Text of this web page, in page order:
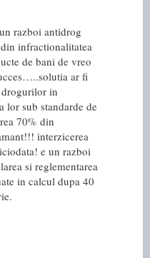
razboi antidrog
infractionalitatea
de bani de vreo
ar fi
drogurilor in
lor sub standarde de
70% din
interzicerea
e un razboi
si reglementarea
in calcul dupa 40